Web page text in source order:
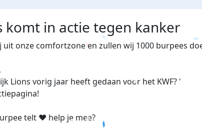
komt in actie tegen kanker
uit onze comfortzone en zullen wij 1000 burpees
Lions vorig jaar heeft gedaan voor het KWF? '
telt ❤️ help je mee?